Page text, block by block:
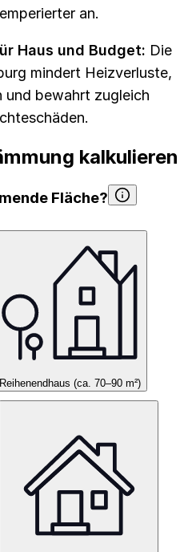
an.
Haus und Budget: Die
mindert Heizverluste,
und bewahrt zugleich
kalkulieren
Fläche?
Reihenendhaus (ca. 70–90 m²)